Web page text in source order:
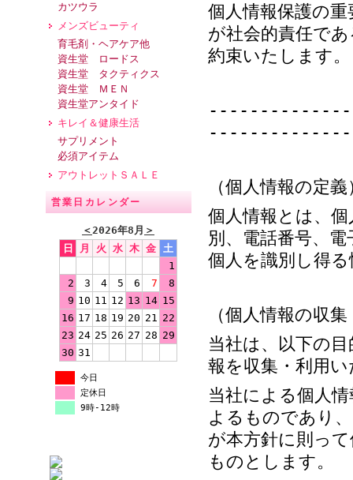
カツウラ
メンズビューティ
育毛剤・ヘアケア他
資生堂 ロードス
資生堂 タクティクス
資生堂 ＭＥＮ
資生堂アンタイド
キレイ＆健康生活
サプリメント
必須アイテム
アウトレットＳＡＬＥ
営業日カレンダー
＜2026年8月 ＞
日
月 火 水 木 金 土
1
2
3 4 5 6 7
8
9 10 11 12 13 14 15
16 17 18 19 20 21 22
23 24 25 26 27 28 29
30 31
今日
定休日
9時-12時
個人情報保護の
が社会的責任で
約束いたします。
（個人情報の定義
個人情報とは、
別、電話番号、
個人を識別し得
（個人情報の収
当社は、以下の
報を収集・利用
当社による個人
よるものであり
が本方針に則っ
ものとします。